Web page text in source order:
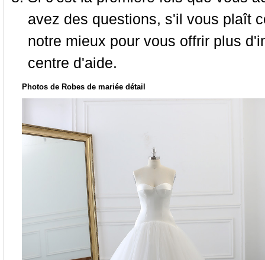
avez des questions, s'il vous plaît
notre mieux pour vous offrir plus
centre d'aide.
Photos de Robes de mariée détail